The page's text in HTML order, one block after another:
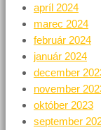
apríl 2024
marec 2024
február 2024
január 2024
december
november
október 2023
september